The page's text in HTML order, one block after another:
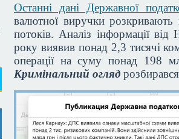
Останні дані Державної
валютної виручки
потоків. Аналіз інформації
року виявив понад 2,3 тисячі
операції на суму понад 198
Кримінальний огляд